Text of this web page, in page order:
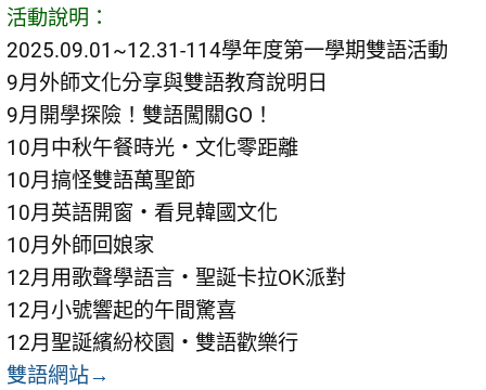
活動說明：
2025.09.01~12.31-114學年度第一學期雙語活動
9月外師文化分享與雙語教育說明日
9月開學探險！雙語闖關GO！
10月中秋午餐時光・文化零距離
10月搞怪雙語萬聖節
10月英語開窗・看見韓國文化
10月外師回娘家
12月用歌聲學語言・聖誕卡拉OK派對
12月小號響起的午間驚喜
12月聖誕繽紛校園・雙語歡樂行
雙語網站→